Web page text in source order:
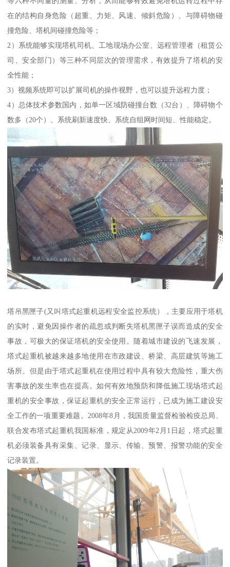
在的结构自身危险（超重、力矩、风速、倾斜危险）、与障碍物碰
撞危险、塔机间碰撞危险等；
2）系统能够实现塔机司机、工地现场办公室、远程管理者（租赁公
司、安全部门）等三种不同层次的管理需求，有效提升了塔机的安
全性能；
3）视频系统即可以扩展司机的操作视野，也可以提升远程力度；
4）总体技术参数国内，如单一区域防碰撞台数（32台）、障碍物个
数多（20个）、系统刷新速度快、系统自组网时间短、性能稳定。
塔吊黑匣子(又叫塔式起重机远程安全监控系统），主要应用于塔机
的实时，避免因操作者的疏忽或判断失塔机黑匣子误而造成的安全
事故，可极大的保证塔机的安全使用。随着城市建设的飞速发展，
塔式起重机被越来越多地使用在市政建设、桥梁、高层建筑等施工
场所。但是由于塔式起重机在使用过程中具有较大危险性，重大伤
害事故的发生率也在提高。如何有效地预防和降低施工现场塔式起
重机的安全事故，保证起重机的安全正常运行，已成为施工建设安
全工作的一项重要难题。2008年8月，我国质量监督检验检疫总局、
联合发布塔式起重机我国标准，规定从2009年2月1日起，塔式起重
机必须装备具有采集、记录、显示、传输、预警、报警功能的安全
记录装置。